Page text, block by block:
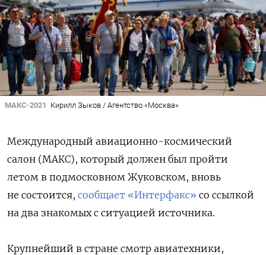
МАКС-2021 Кирилл Зыков / Агентство «Москва»
Международный авиационно-космический
салон (МАКС), который должен был пройти
летом в подмосковном Жуковском, вновь
не состоится, сообщает «Интерфакс» со ссылкой
на два знакомых с ситуацией источника.
Крупнейший в стране смотр авиатехники,